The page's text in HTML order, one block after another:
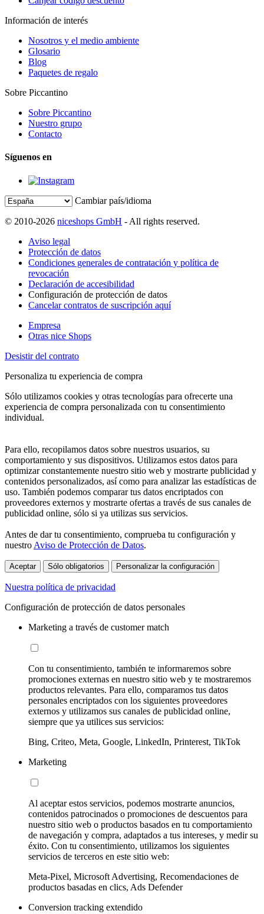
Información de interés
Nosotros y el medio ambiente
Glosario
Blog
Paquetes de regalo
Sobre Piccantino
Sobre Piccantino
Nuestro grupo
Contacto
Síguenos en
Cambiar país/idioma
© 2010-2026 niceshops GmbH - All rights reserved.
Aviso legal
Protección de datos
Condiciones generales de contratación y política de
revocación
Declaración de accesibilidad
Configuración de protección de datos
Cancelar contratos de suscripción aquí
Empresa
Otras nice Shops
Desistir del contrato
Personaliza tu experiencia de compra
Sólo utilizamos cookies y otras tecnologías para ofrecerte una
experiencia de compra personalizada con tu consentimiento
individual.
Para ello, recopilamos datos sobre nuestros usuarios, su
comportamiento y sus dispositivos. Utilizamos estos datos para
optimizar constantemente nuestro sitio web y mostrarte publicidad y
contenidos personalizados, así como para analizar las estadísticas de
uso. También podemos comparar tus datos encriptados con
proveedores externos y mostrarte ofertas a través de sus canales de
publicidad online, sólo si ya utilizas sus servicios.
Antes de dar tu consentimiento, comprueba tu configuración y
nuestro Aviso de Protección de Datos.
Aceptar Sólo obligatorios Personalizar la configuración
Nuestra política de privacidad
Configuración de protección de datos personales
Marketing a través de customer match
Con tu consentimiento, también te informaremos sobre
promociones externas en nuestro sitio web y te mostraremos
productos relevantes. Para ello, comparamos tus datos
personales encriptados con los siguientes proveedores
externos y utilizamos sus canales de publicidad online,
siempre que ya utilices sus servicios:
Bing, Criteo, Meta, Google, LinkedIn, Printerest, TikTok
Marketing
Al aceptar estos servicios, podemos mostrarte anuncios,
contenidos patrocinados o promociones de descuentos para
nuestro sitio web o productos basados en tu comportamiento
de navegación y compra, adaptados a tus intereses, y medir su
éxito. Con tu consentimiento, utilizamos los siguientes
servicios de terceros en este sitio web:
Meta-Pixel, Microsoft Advertising, Recomendaciones de
productos basadas en clics, Ads Defender
Conversion tracking extendido